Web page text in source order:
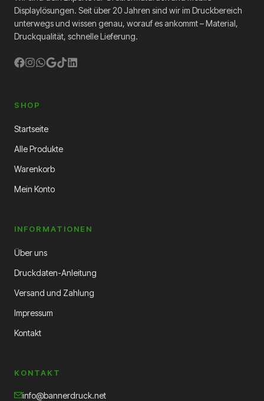
Displaylösungen. Seit über 20 Jahren sind wir im Druckbereich
unterwegs und wissen genau, worauf es ankommt – Material,
Druckqualität, schnelle Lieferung.
SHOP
Startseite
Alle Produkte
Warenkorb
Mein Konto
INFORMATIONEN
Über uns
Druckdaten-Anleitung
Versand und Zahlung
Impressum
Kontakt
KONTAKT
info@bannerdruck.net